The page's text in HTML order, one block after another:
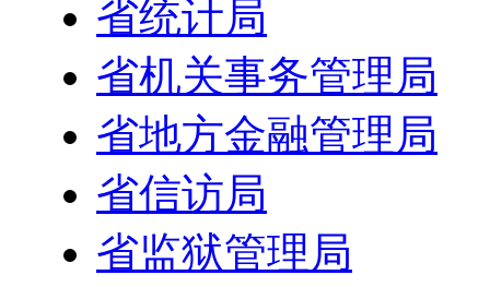
省统计局
省机关事务管理局
省地方金融管理局
省信访局
省监狱管理局